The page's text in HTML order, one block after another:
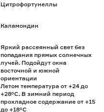
Цитрофортунеллы
Каламондин
Яркий рассеянный свет без
попадания прямых солнечных
лучей. Подойдут окна
восточной и южной
ориентации
Летом температура от +24 до
+28°C. В зимний период
прохладное содержание от +15
до +18°C